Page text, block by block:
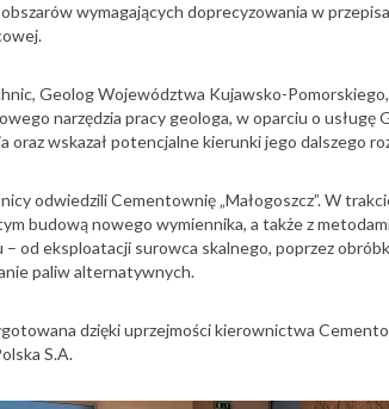
wymagających doprecyzowania w
Geolog Województwa Kujawsko-
narzędzia pracy geologa, w oparciu o
oraz wskazał potencjalne kierunki jego dalszego
odwiedzili Cementownię „Małogoszcz”. W
budową nowego wymiennika, a także z
od eksploatacji surowca skalnego, poprzez
paliw alternatywnych.
dzięki uprzejmości kierownictwa
S.A.